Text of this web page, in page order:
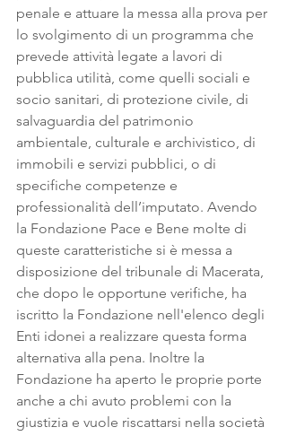
penale e attuare la messa alla prova per
lo svolgimento di un programma che
prevede attività legate a lavori di
pubblica utilità, come quelli sociali e
socio sanitari, di protezione civile, di
salvaguardia del patrimonio
ambientale, culturale e archivistico, di
immobili e servizi pubblici, o di
specifiche competenze e
professionalità dell’imputato. Avendo
la Fondazione Pace e Bene molte di
queste caratteristiche si è messa a
disposizione del tribunale di Macerata,
che dopo le opportune verifiche, ha
iscritto la Fondazione nell'elenco degli
Enti idonei a realizzare questa forma
alternativa alla pena. Inoltre la
Fondazione ha aperto le proprie porte
anche a chi avuto problemi con la
giustizia e vuole riscattarsi nella società